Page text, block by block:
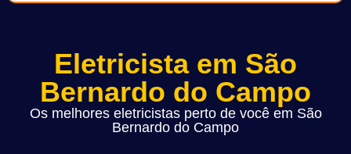
Eletricista em São
Bernardo do Campo
Os melhores eletricistas perto de você em São
Bernardo do Campo